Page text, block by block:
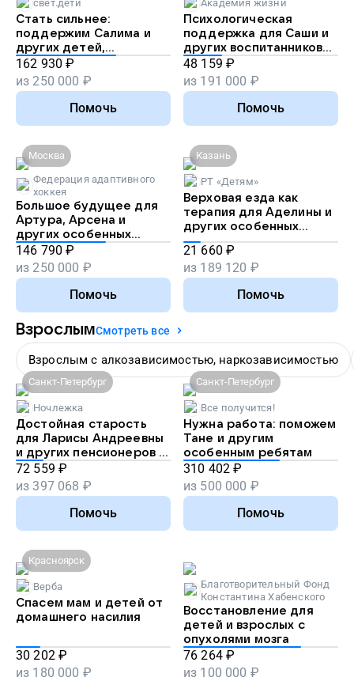
свет.дети
Стать сильнее:
поддержим Салима и
других детей,
перенесших рак
162 930 ₽
из250 000 ₽
Помочь
Академия жизни
Психологическая
поддержка для Саши и
других воспитанников
детдомов
48 159 ₽
из 191 000 ₽
Помочь
Москва
Федерация адаптивного
хоккея
Большое будущее для
Артура, Арсена и
других особенных
хоккеистов
146 790 ₽
из250 000 ₽
Помочь
Казань
РТ «Детям»
Верховая езда как
терапия для Аделины и
других особенных
детей
21 660 ₽
из 189 120 ₽
Помочь
ВзрослымСмотреть все
Взрослым с алкозависимостью, наркозависимостью
Санкт-Петербург
Ночлежка
Достойная старость
для Ларисы Андреевны
и других пенсионеров в
беде
72 559 ₽
из 397 068 ₽
Помочь
Санкт-Петербург
Все получится!
Нужна работа: поможем
Тане и другим
особенным ребятам
310 402 ₽
из 500 000 ₽
Помочь
Красноярск
Верба
Спасем мам и детей от
домашнего насилия
30 202 ₽
из 180 000 ₽
Благотворительный Фонд
Константина Хабенского
Восстановление для
детей и взрослых с
опухолями мозга
76 264 ₽
из 100 000 ₽